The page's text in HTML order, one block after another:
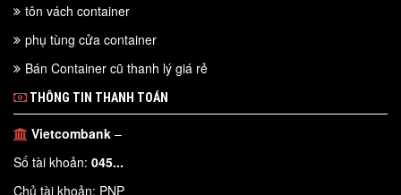
tôn vách container
phụ tùng cửa container
Bán Container cũ thanh lý giá rẻ
THÔNG TIN THANH TOÁN
Vietcombank –
Số tài khoản: 045...
Chủ tài khoản: PNP